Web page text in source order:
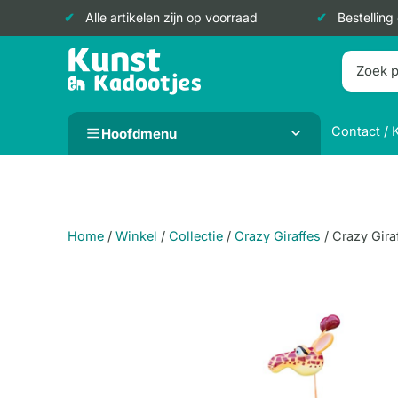
Alle artikelen zijn op voorraad
Doorgaan
Hoofdmenu Contact /
Home / Winkel / Collectie / Crazy Giraffes / Crazy